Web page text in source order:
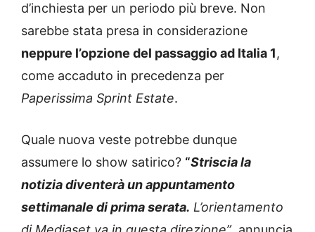
d’inchiesta per un periodo più breve. Non
sarebbe stata presa in considerazione
neppure l’opzione del passaggio ad Italia 1,
come accaduto in precedenza per
Paperissima Sprint Estate.
Quale nuova veste potrebbe dunque
assumere lo show satirico? “Striscia la
notizia diventerà un appuntamento
settimanale di prima serata. L’orientamento